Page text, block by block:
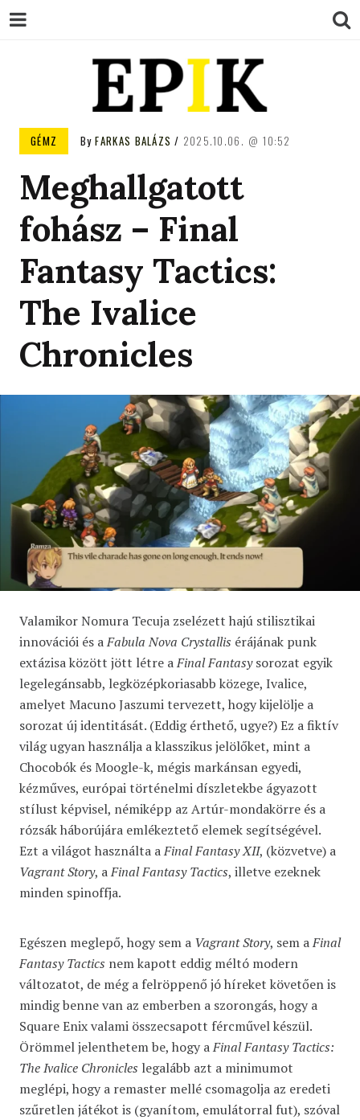
EPIK
GÉMZ ByFARKAS BALÁZS 2025.10.06. 10:52
Meghallgatott
fohász – Final
Fantasy Tactics:
The Ivalice
Chronicles
Valamikor Nomura Tecuja zselézett hajú stilisztikai
innovációi és aFabula Nova Crystallis érájának punk
extázisa között jött létre aFinal Fantasysorozat egyik
legelegánsabb, legközépkoriasabb közege, Ivalice,
amelyet Macuno Jaszumi tervezett, hogy kijelölje a
sorozat új identitását. (Eddig érthető, ugye?) Ez a fiktív
világ ugyan használja a klasszikus jelölőket, mint a
Chocobók és Moogle-k, mégis markánsan egyedi,
kézműves, európai történelmi díszletekbe ágyazott
stílust képvisel, némiképp az Artúr-mondakörre és a
rózsák háborújára emlékeztető elemek segítségével.
Ezt a világot használta aFinal Fantasy XII, (közvetve) a
Vagrant Story, aFinalFantasy Tactics, illetve ezeknek
minden spinoffja.
Egészen meglepő, hogy sem a Vagrant Story, sem aFinal
Fantasy Tactics nem kapott eddig méltó modern
változatot, de még a felröppenő jó híreket követően is
mindig benne van az emberben a szorongás, hogy a
Square Enix valami összecsapott fércművel készül.
Örömmel jelenthetem be, hogy aFinal Fantasy Tactics:
The Ivalice Chronicles legalább azt a minimumot
meglépi, hogy a remaster mellé csomagolja az eredeti
szűretlen játékot is (gyanítom, emulátorral fut), szóval